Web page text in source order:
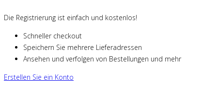
Die Registrierung ist einfach und kostenlos!
Schneller checkout
Speichern Sie mehrere Lieferadressen
Ansehen und verfolgen von Bestellungen und mehr
Erstellen Sie ein Konto